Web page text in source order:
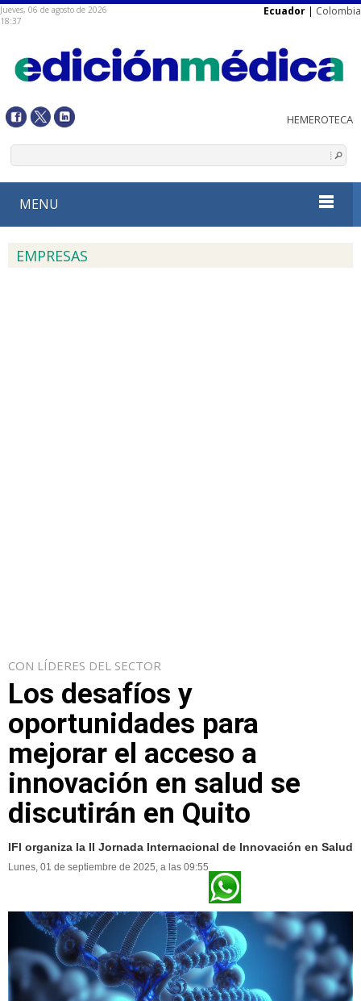
Jueves, 06 de agosto de 2026
18:37
Ecuador | Colombia
MENU
EMPRESAS
CON LÍDERES DEL SECTOR
Los desafíos y
oportunidades para
mejorar el acceso a
innovación en salud se
discutirán en Quito
IFI organiza la II Jornada Internacional de Innovación en Salud
Lunes, 01 de septiembre de 2025, a las 09:55